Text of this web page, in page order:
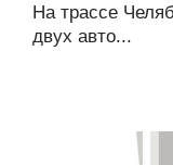
На трассе
двух авто...